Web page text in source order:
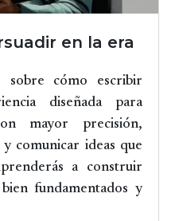
en la era
cómo escribir
diseñada para
mayor precisión,
comunicar ideas que
a construir
fundamentados y